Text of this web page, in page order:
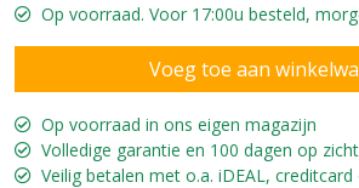
Op voorraad. Voor 17:00u besteld,
Op voorraad in ons eigen magazijn
Volledige garantie en 100 dagen op zicht
Veilig betalen met o.a. iDEAL, creditcard